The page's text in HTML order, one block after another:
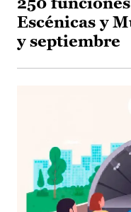
Escénicas y
y septiembre